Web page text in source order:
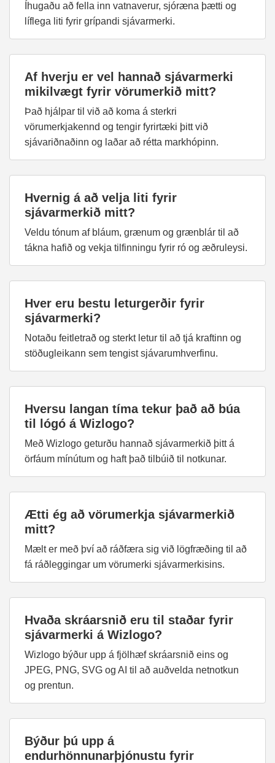
Íhugaðu að fella inn vatnaverur, sjóræna þætti og
líflega liti fyrir grípandi sjávarmerki.
Af hverju er vel hannað sjávarmerki
mikilvægt fyrir vörumerkið mitt?
Það hjálpar til við að koma á sterkri
vörumerkjakennd og tengir fyrirtæki þitt við
sjávariðnaðinn og laðar að rétta markhópinn.
Hvernig á að velja liti fyrir
sjávarmerkið mitt?
Veldu tónum af bláum, grænum og grænblár til að
tákna hafið og vekja tilfinningu fyrir ró og æðruleysi.
Hver eru bestu leturgerðir fyrir
sjávarmerki?
Notaðu feitletrað og sterkt letur til að tjá kraftinn og
stöðugleikann sem tengist sjávarumhverfinu.
Hversu langan tíma tekur það að búa
til lógó á Wizlogo?
Með Wizlogo geturðu hannað sjávarmerkið þitt á
örfáum mínútum og haft það tilbúið til notkunar.
Ætti ég að vörumerkja sjávarmerkið
mitt?
Mælt er með því að ráðfæra sig við lögfræðing til að
fá ráðleggingar um vörumerki sjávarmerkisins.
Hvaða skráarsnið eru til staðar fyrir
sjávarmerki á Wizlogo?
Wizlogo býður upp á fjölhæf skráarsnið eins og
JPEG, PNG, SVG og AI til að auðvelda netnotkun
og prentun.
Býður þú upp á
endurhönnunarþjónustu fyrir